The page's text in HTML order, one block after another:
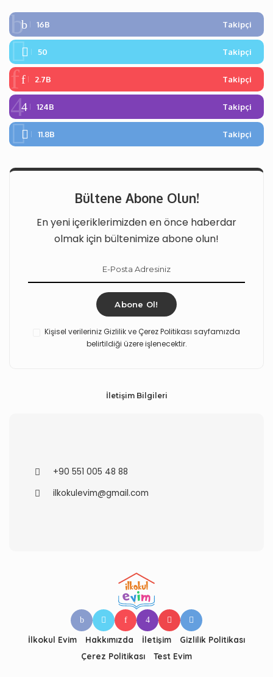
16B Takipçi
50 Takipçi
2.7B Takipçi
124B Takipçi
11.8B Takipçi
Bültene Abone Olun!
En yeni içeriklerimizden en önce haberdar
olmak için bültenimize abone olun!
Abone Ol!
Kişisel verileriniz Gizlilik ve Çerez Politikası sayfamızda
belirtildiği üzere işlenecektir.
İletişim Bilgileri
+90 551 005 48 88
ilkokulevim@gmail.com
İlkokul Evim Hakkımızda İletişim
Gizlilik Politikası
Çerez Politikası
Test Evim